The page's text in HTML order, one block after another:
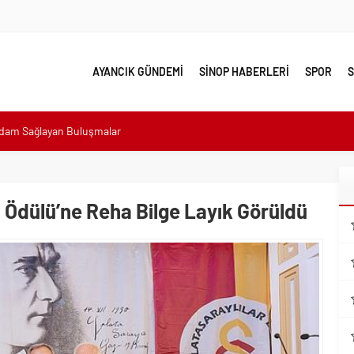
AYANCIK GÜNDEMİ SİNOP HABERLERİ SPOR
Sağlayan Buluşmalar
“Halkımızın içinde, Bornova’nın hizmetindeyiz”
Noktasında Gece Gündüz Sahadayız”
Ödüllü Resim, Şiir ve Kompozisyon Yarışması
Üretim Gücünü Destekliyoruz”
yalnız bırakılmadı
karşı karşıya
Reha Bilge Layık Görüldü